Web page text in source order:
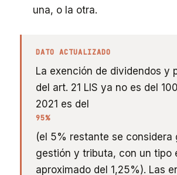
una, o la otra.
DATO ACTUALIZADO
La exención de dividendos y
del art. 21 LIS ya no es del
2021 es del
95%
(el 5% restante se considera
gestión y tributa, con un tipo
aproximado del 1,25%). Las